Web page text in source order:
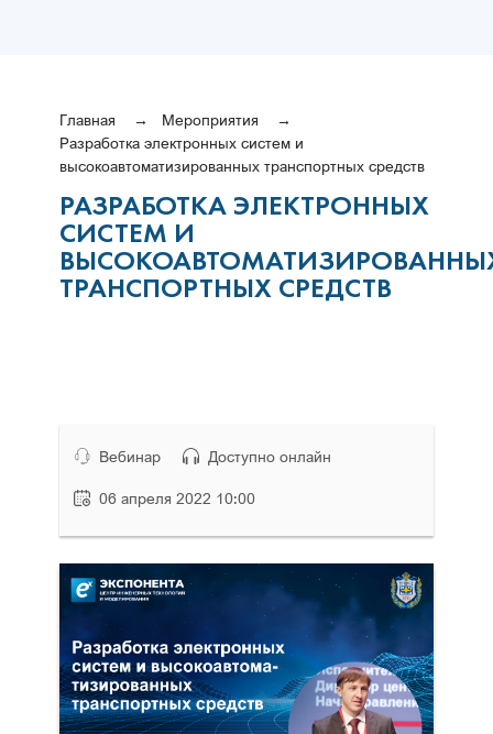
Главная
Мероприятия
Разработка электронных систем и
высокоавтоматизированных транспортных средств
РАЗРАБОТКА ЭЛЕКТРОННЫХ
СИСТЕМ И
ТРАНСПОРТНЫХ СРЕДСТВ
Вебинар Доступно онлайн
06 апреля 2022 10:00